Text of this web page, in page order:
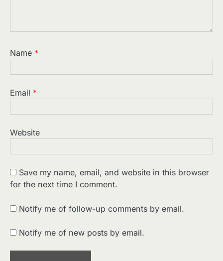
Name *
Email *
Website
Save my name, email, and website in this browser
for the next time I comment.
Notify me of follow-up comments by email.
Notify me of new posts by email.
2
Sonaley Jain
3
The Last Command (1928) Review